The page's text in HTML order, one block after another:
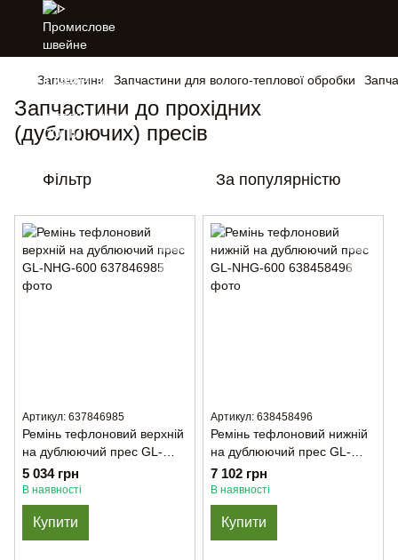
Запчастини Запчастини для волого-теплової обробки
Запчастини до прохідних
(дублюючих) пресів
Фільтр За популярністю
Артикул: 637846985
Ремінь тефлоновий верхній
на дублюючий прес GL-
NHG-600
5 034 грн
В наявності
Купити
Артикул: 638458496
Ремінь тефлоновий нижній
на дублюючий прес GL-
NHG-600
7 102 грн
В наявності
Купити